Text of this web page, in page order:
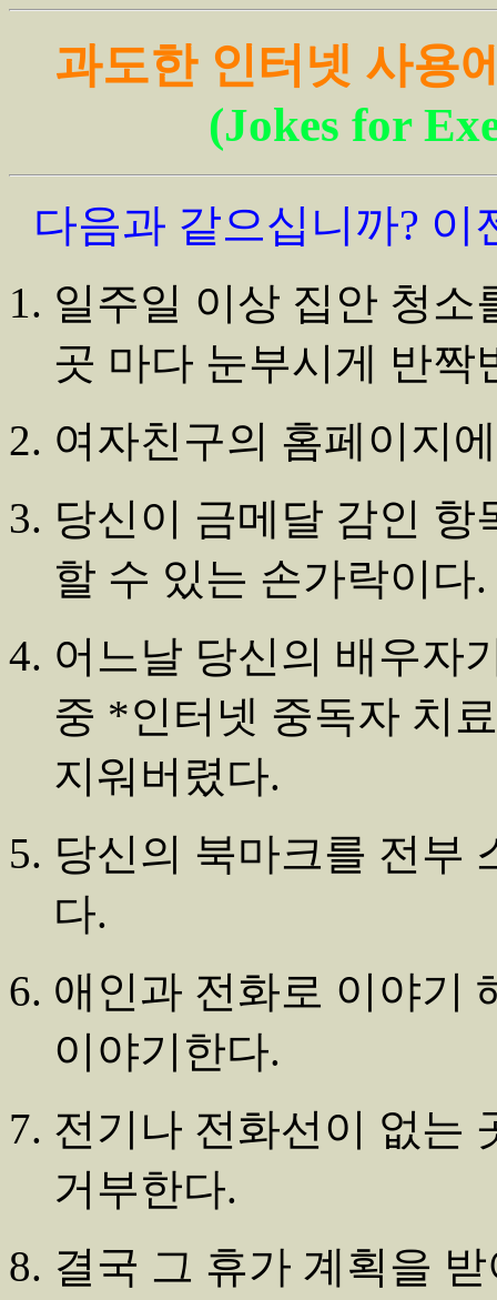
과도한 인터넷 사용
(Jokes for
다음과 같으십니까?
일주일 이상 집안 청
곳 마다 눈부시게 반짝
여자친구의 홈페이지
당신이 금메달 감인
할 수 있는 손가락이다.
어느날 당신의 배우자
중 *인터넷 중독자 치
지워버렸다.
당신의 북마크를 전부
다.
애인과 전화로 이야기
이야기한다.
전기나 전화선이 없는
거부한다.
결국 그 휴가 계획을